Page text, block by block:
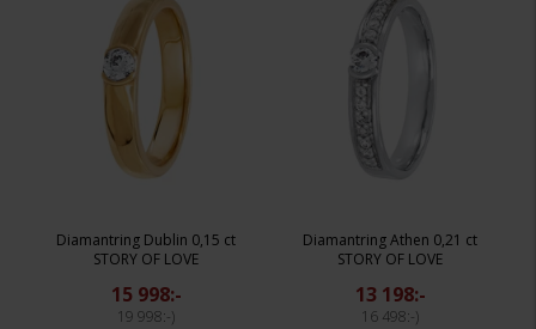
Diamantring Dublin 0,15 ct
STORY OF LOVE
15 998:-
19 998:-
Diamantring Athen 0,21 ct
STORY OF LOVE
13 198:-
16 498:-